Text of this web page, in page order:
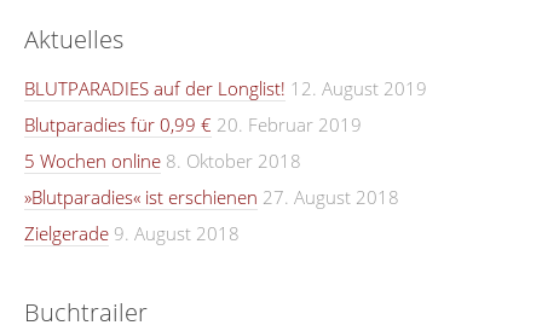
Aktuelles
BLUTPARADIES auf der Longlist! 12. August 2019
Blutparadies für 0,99 € 20. Februar 2019
5 Wochen online 8. Oktober 2018
»Blutparadies« ist erschienen 27. August 2018
Zielgerade 9. August 2018
Buchtrailer